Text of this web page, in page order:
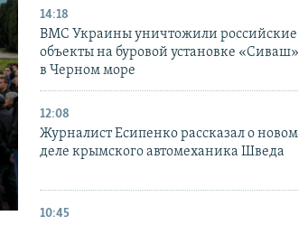
14:18
ВМС Украины уничтожили российские
объекты на буровой установке «Сиваш»
в Черном море
12:08
Журналист Есипенко рассказал о новом
деле крымского автомеханика Шведа
10:45